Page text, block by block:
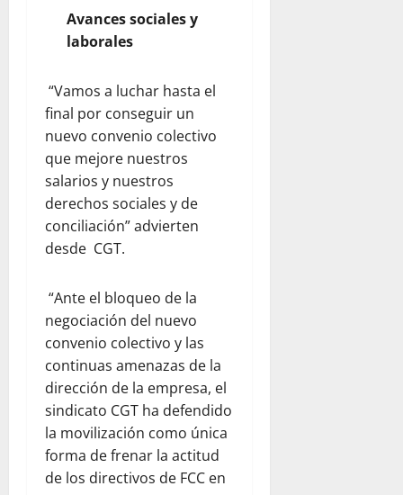
Avances sociales y
laborales
“Vamos a luchar hasta el
final por conseguir un
nuevo convenio colectivo
que mejore nuestros
salarios y nuestros
derechos sociales y de
conciliación” advierten
desde CGT.
“Ante el bloqueo de la
negociación del nuevo
convenio colectivo y las
continuas amenazas de la
dirección de la empresa, el
sindicato CGT ha defendido
la movilización como única
forma de frenar la actitud
de los directivos de FCC en